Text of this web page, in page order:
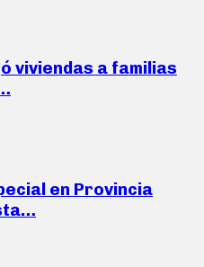
viviendas a familias
en Provincia